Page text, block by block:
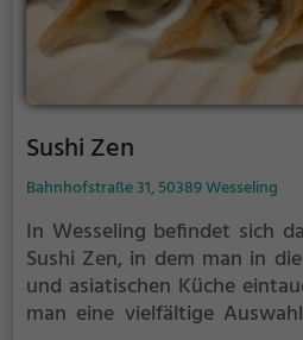
Sushi Zen
Bahnhofstraße 31, 50389 Wesseling
In Wesseling befindet sich
Sushi Zen, in dem man in
und asiatischen Küche
man eine vielfältige